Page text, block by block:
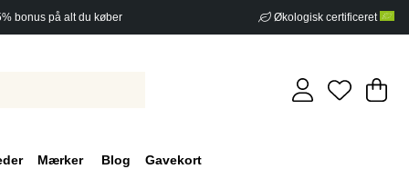
bonus på alt du køber Økologisk certificeret
.
Mærker Blog Gavekort